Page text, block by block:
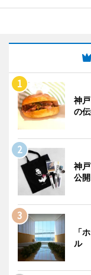
神
の
神
公
「
ル